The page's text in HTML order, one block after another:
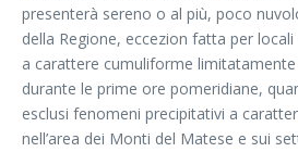
presenterà sereno o al più, poco
della Regione, eccezion fatta per
a carattere cumuliforme
durante le prime ore pomeridiane,
esclusi fenomeni precipitativi a
nell’area dei Monti del Matese e sui